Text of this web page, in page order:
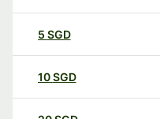
5 SGD
10SGD